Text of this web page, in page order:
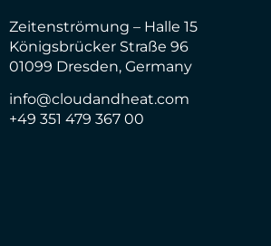
Zeitenströmung – Halle 15
Königsbrücker Straße 96
01099 Dresden, Germany
info@cloudandheat.com
+49 351 479 367 00